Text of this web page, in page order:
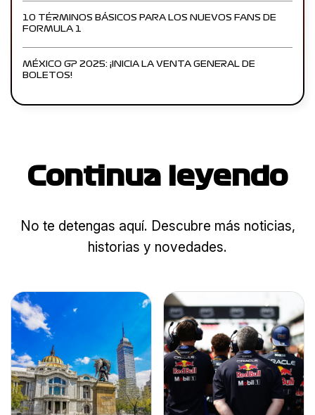
10 TÉRMINOS BÁSICOS PARA LOS NUEVOS FANS DE
FORMULA 1
MÉXICO GP 2025: ¡INICIA LA VENTA GENERAL DE
BOLETOS!
Continua leyendo
No te detengas aquí. Descubre más noticias,
historias y novedades.